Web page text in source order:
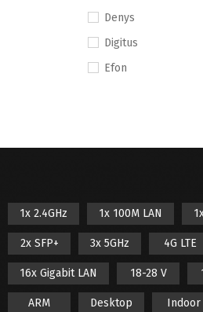
Denys
Digitus
Efon
Jirous
Mikrotik
NuFiber
In stock
1x 2.4GHz 1x 100M LAN
2x SFP+ 3x 5GHz 4G LTE
16x Gigabit LAN 18-28 V
ARM Desktop Indoor